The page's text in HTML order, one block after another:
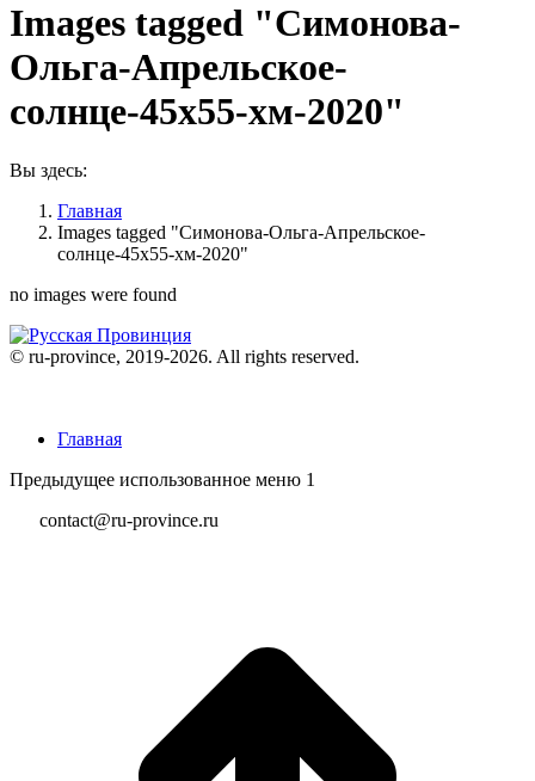
Images tagged "Симонова-
Ольга-Апрельское-
солнце-45х55-хм-2020"
Вы здесь:
Главная
Images tagged "Симонова-Ольга-Апрельское-
солнце-45х55-хм-2020"
no images were found
© ru-province, 2019-2026. All rights reserved.
Главная
Предыдущее использованное меню 1
contact@ru-province.ru